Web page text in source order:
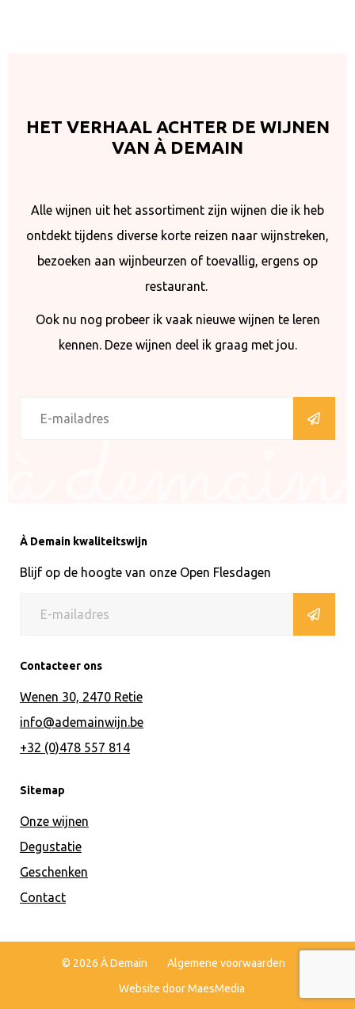
HET VERHAAL ACHTER DE WIJNEN
VAN À DEMAIN
Alle wijnen uit het assortiment zijn wijnen die ik heb
ontdekt tijdens diverse korte reizen naar wijnstreken,
bezoeken aan wijnbeurzen of toevallig, ergens op
restaurant.
Ook nu nog probeer ik vaak nieuwe wijnen te leren
kennen. Deze wijnen deel ik graag met jou.
À Demain kwaliteitswijn
Blijf op de hoogte van onze Open Flesdagen
Contacteer ons
Wenen 30, 2470 Retie
info@ademainwijn.be
+32 (0)478 557 814
Sitemap
Onze wijnen
Degustatie
Geschenken
Contact
© 2026 À Demain
Algemene voorwaarden
Website door MaesMedia